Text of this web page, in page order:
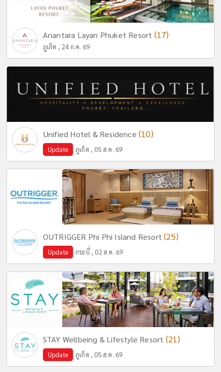
Anantara Layan Phuket Resort (17)
ภูเก็ต , 24 ก.ค. 69
Unified Hotel & Residence (10)
Update ภูเก็ต , 05 ส.ค. 69
OUTRIGGER Phi Phi Island Resort(25)
Update กระบี่ , 02 ส.ค. 69
STAY Wellbeing & Lifestyle Resort (21)
Update ภูเก็ต , 05 ส.ค. 69